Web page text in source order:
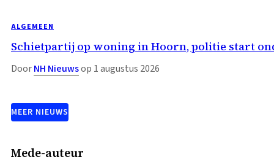
ALGEMEEN
Schietpartij op woning in Hoorn, politie start
DoorNH Nieuwsop 1 augustus 2026
MEER NIEUWS
Mede-auteur